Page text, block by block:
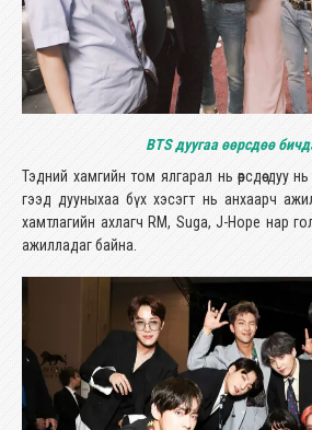
BTS дуугаа өөрсдөө
Тэдний хамгийн том ялгарал нь өөрсдөө дуу
гээд дууныхаа бүх хэсэгт нь анхаарч
хамтлагийн ахлагч RM, Suga, J-Hope нар
ажилладаг байна.